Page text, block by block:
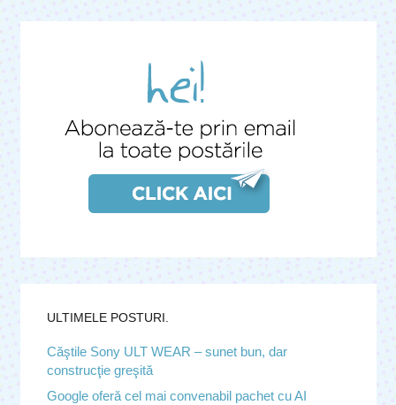
ULTIMELE POSTURI.
Căştile Sony ULT WEAR – sunet bun, dar
construcţie greşită
Google oferă cel mai convenabil pachet cu AI